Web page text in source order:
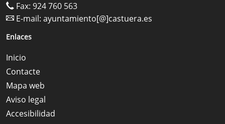
Fax: 924 760 563
E-mail: ayuntamiento[@]castuera.es
Enlaces
Inicio
Contacte
Mapa web
Aviso legal
Accesibilidad